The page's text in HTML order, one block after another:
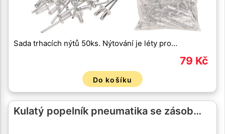
Sada trhacích nýtů 50ks. Nýtování je léty pro…
79 Kč
Do košíku
Kulatý popelník pneumatika se zásob…